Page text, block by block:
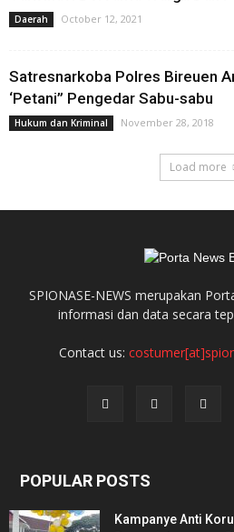
Daerah October 12, 2021
Satresnarkoba Polres Bireuen
‘Petani” Pengedar Sabu-sabu
Hukum dan Kriminal November 28, 2018
Load more
SPIONASE-NEWS merupakan
informasi dan data secara
Contact us:
POPULAR POSTS
Kampanye Anti